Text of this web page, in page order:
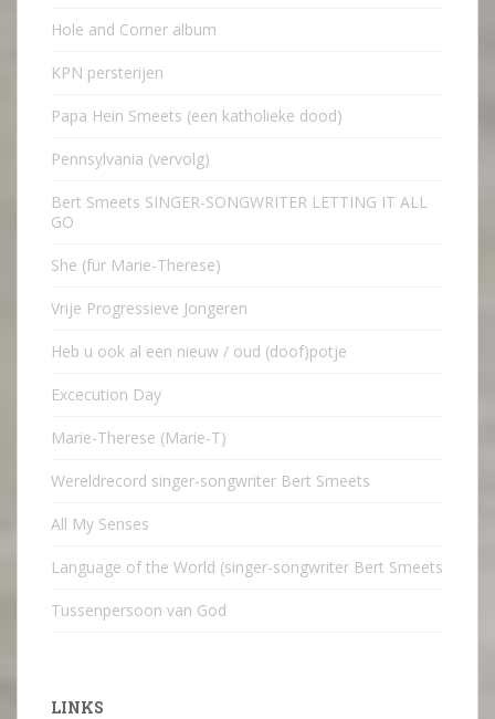
Hole and Corner album
KPN persterijen
Papa Hein Smeets (een katholieke dood)
Pennsylvania (vervolg)
Bert Smeets SINGER-SONGWRITER LETTING IT ALL
GO
She (für Marie-Therese)
Vrije Progressieve Jongeren
Heb u ook al een nieuw / oud (doof)potje
Excecution Day
Marie-Therese (Marie-T)
Wereldrecord singer-songwriter Bert Smeets
All My Senses
Language of the World (singer-songwriter Bert Smeets
Tussenpersoon van God
LINKS